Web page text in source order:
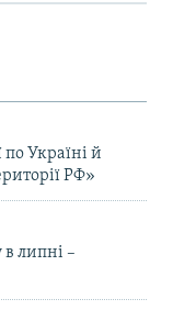
Україні й
РФ»
липні –